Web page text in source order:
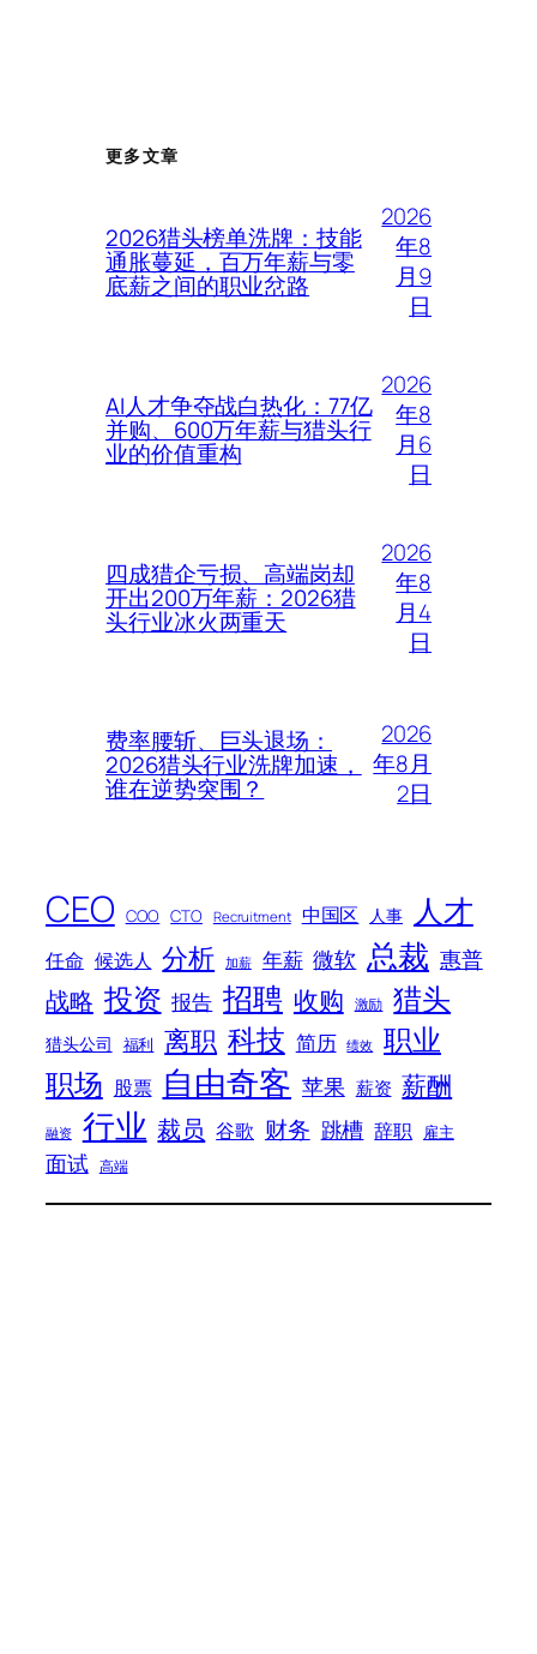
更多文章
2026猎头榜单洗牌：技能
通胀蔓延，百万年薪与零
底薪之间的职业岔路
2026
年8
月9
日
AI人才争夺战白热化：77亿
并购、600万年薪与猎头行
业的价值重构
2026
年8
月6
日
四成猎企亏损、高端岗却
开出200万年薪：2026猎
头行业冰火两重天
2026
年8
月4
日
费率腰斩、巨头退场：
2026猎头行业洗牌加速，
谁在逆势突围？
2026
年8月
2日
CEO COO CTO Recruitment 中国区 人事 人才
任命 候选人 分析 加薪 年薪 微软 总裁 惠普
战略 投资 报告 招聘 收购 激励 猎头
猎头公司 福利 离职 科技 简历 绩效 职业
职场 股票 自由奇客 苹果 薪资 薪酬
融资 行业 裁员 谷歌 财务 跳槽 辞职 雇主
面试 高端